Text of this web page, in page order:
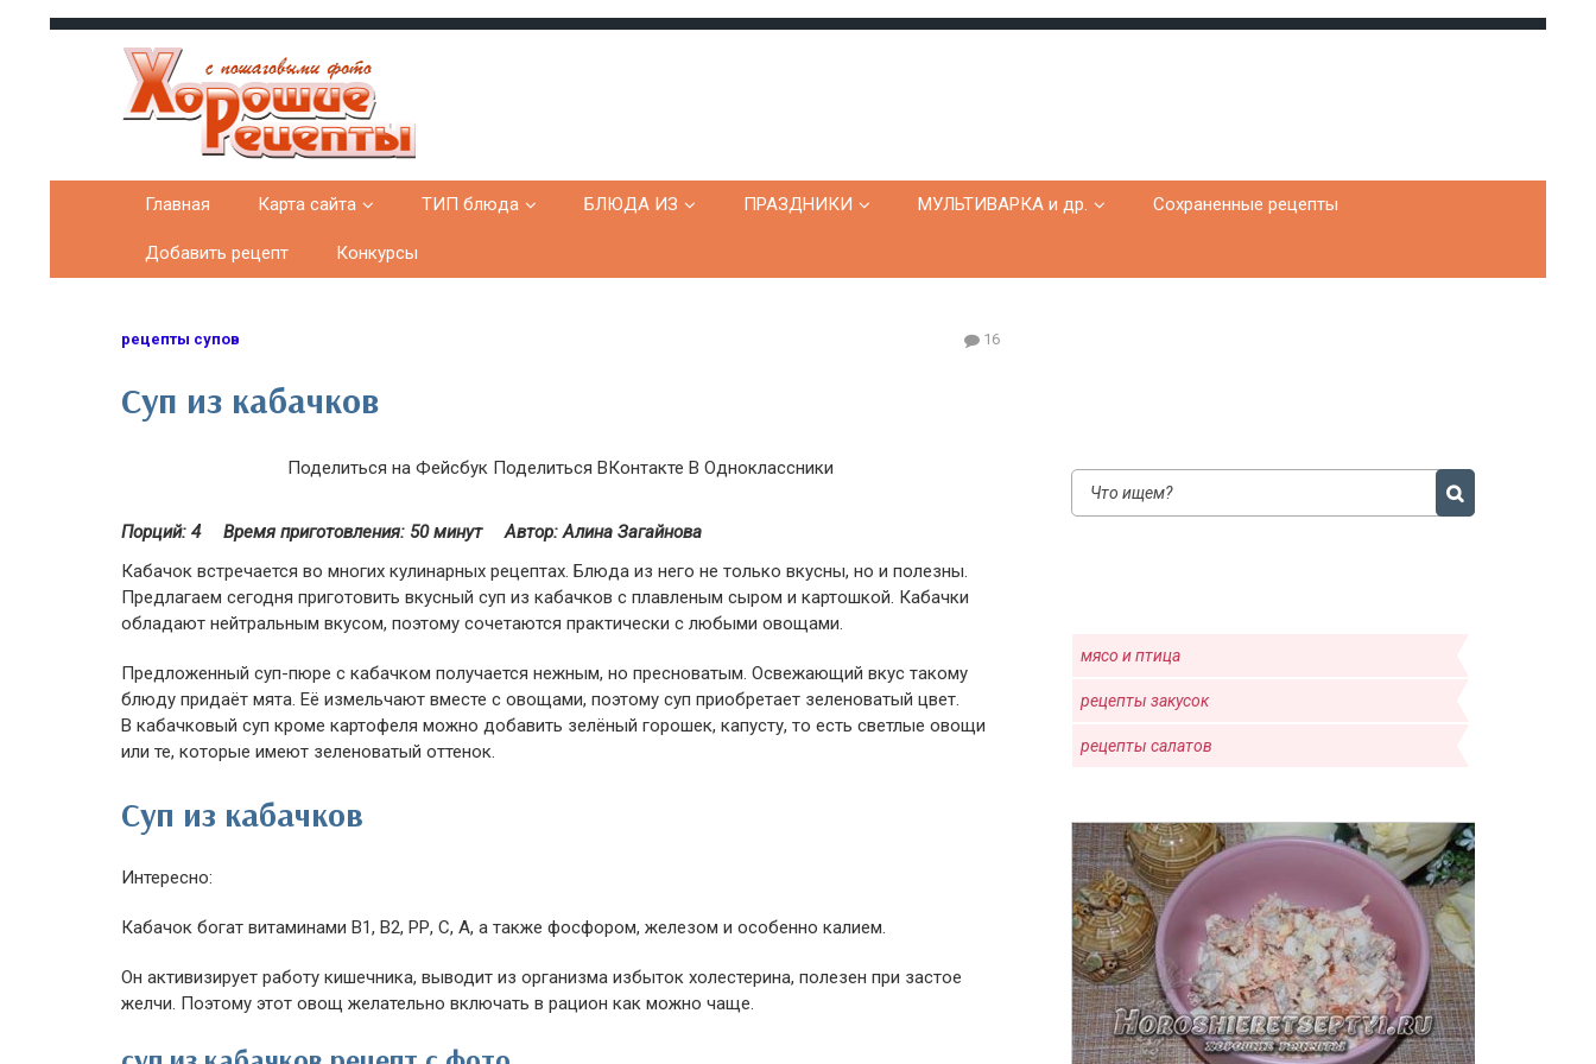
Хорошие рецепты
домашних блюд с фото
Главная Карта сайта ТИП блюда БЛЮДА ИЗ ПРАЗДНИКИ МУЛЬТИВАРКА и др. Сохраненные рецепты
Добавить рецепт Конкурсы
рецепты супов 16
Суп из кабачков
Поделиться на Фейсбук Поделиться ВКонтакте В Одноклассники
Порций: 4 Время приготовления: 50 минут
Автор: Алина Загайнова
Кабачок встречается во многих кулинарных рецептах. Блюда из него не только вкусны, но и полезны.
Предлагаем сегодня приготовить вкусный суп из кабачков с плавленым сыром и картошкой. Кабачки
обладают нейтральным вкусом, поэтому сочетаются практически с любыми овощами.
Предложенный суп-пюре с кабачком получается нежным, но пресноватым. Освежающий вкус такому
блюду придаёт мята. Её измельчают вместе с овощами, поэтому суп приобретает зеленоватый цвет.
В кабачковый суп кроме картофеля можно добавить зелёный горошек, капусту, то есть светлые овощи
или те, которые имеют зеленоватый оттенок.
Суп из кабачков
Интересно:
Кабачок богат витаминами В1, В2, РР, С, А, а также фосфором, железом и особенно калием.
Он активизирует работу кишечника, выводит из организма избыток холестерина, полезен при застое
желчи. Поэтому этот овощ желательно включать в рацион как можно чаще.
мясо и птица
рецепты закусок
рецепты салатов